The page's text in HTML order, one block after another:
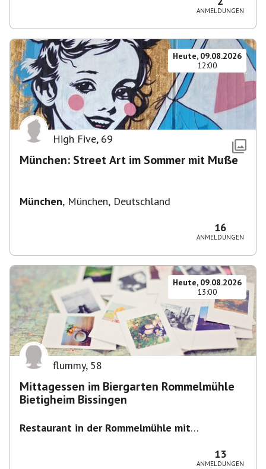
ANMELDUNGEN
Heute, 09.08.2026
12:00
High Five, 69
München: Street Art im Sommer mit Muße
München, München, Deutschland
16
ANMELDUNGEN
Heute, 09.08.2026
13:00
flummy, 58
Mittagessen im Biergarten Rommelmühle
Bietigheim Bissingen
Restaurant in der Rommelmühle mit
13
ANMELDUNGEN